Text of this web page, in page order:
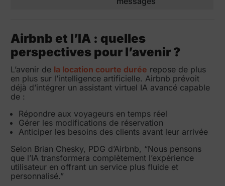
Airbnb et l’IA : quelles
perspectives pour l’avenir ?
L’avenir de la location courte durée repose de plus
en plus sur l’intelligence artificielle. Airbnb prévoit
déjà d’intégrer un assistant virtuel IA avancé capable
de :
Répondre aux voyageurs en temps réel
Gérer les modifications de réservation
Anticiper les besoins des clients avant leur arrivée
Selon Brian Chesky, PDG d’Airbnb, “Nous pensons
que l’IA transformera complètement l’expérience
utilisateur en offrant un service plus fluide et
personnalisé.”